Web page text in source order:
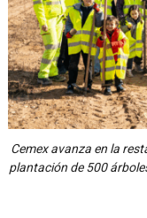
Cemex avanza en la
plantación de 500